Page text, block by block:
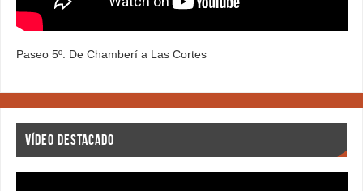
Paseo 5º: De Chamberí a Las Cortes
VÍDEO DESTACADO